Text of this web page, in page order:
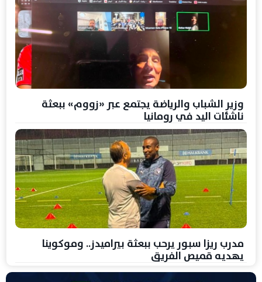
وزير الشباب والرياضة يجتمع عبر «زووم» ببعثة
ناشئات اليد في رومانيا
مدرب ريزا سبور يرحب ببعثة بيراميدز.. وموكوينا
يهديه قميص الفريق